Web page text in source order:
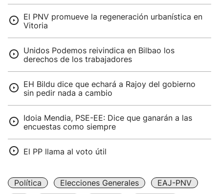
El PNV promueve la regeneración urbanística en
Vitoria
Unidos Podemos reivindica en Bilbao los
derechos de los trabajadores
EH Bildu dice que echará a Rajoy del gobierno
sin pedir nada a cambio
Idoia Mendia, PSE-EE: Dice que ganarán a las
encuestas como siempre
El PP llama al voto útil
Política Elecciones Generales
EAJ-PNV